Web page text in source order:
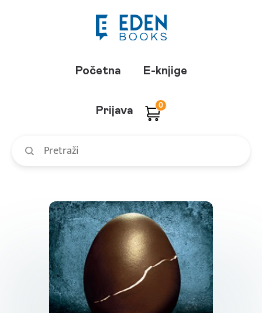
Početna E-knjige
Prijava 0